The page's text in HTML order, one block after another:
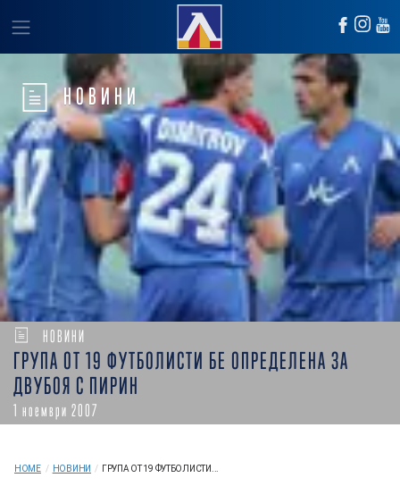
НОВИНИ
НОВИНИ
ГРУПА ОТ 19 ФУТБОЛИСТИ БЕ ОПРЕДЕЛЕНА ЗА
ДВУБОЯ С ПИРИН
1 ноември 2007
HOME / НОВИНИ / ГРУПА ОТ 19 ФУТБОЛИСТИ...